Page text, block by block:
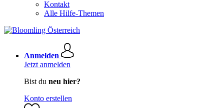
Kontakt
Alle Hilfe-Themen
Anmelden
Jetzt anmelden
Bist du neu hier?
Konto erstellen